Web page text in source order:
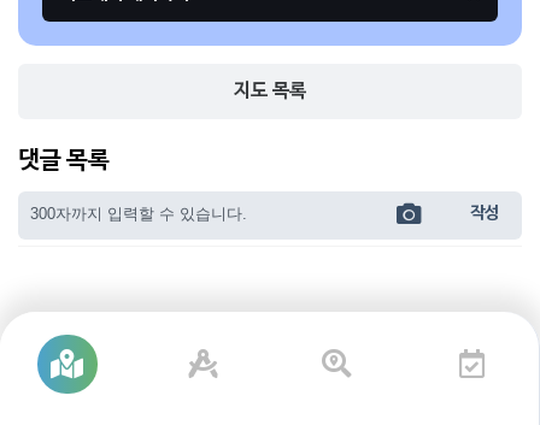
지도 목록
댓글 목록
작성